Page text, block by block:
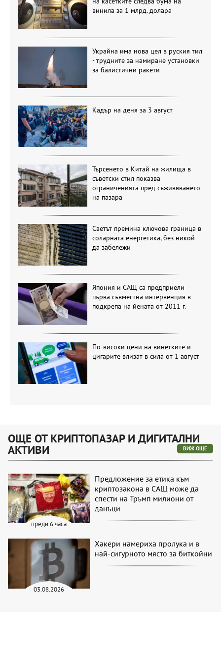
винила за 1 млрд. долара
Украйна има нова цел в руския тил
- трудните за намиране установки
за балистични ракети
Кадър на деня за 3 август
Търсенето в Китай на жилища в
съветски стил показва
ограниченията пред съживяването
на пазара
Светът премина ключова граница в
соларната енергетика, без никой
да забележи
Япония и САЩ са предприели
първа съвместна интервенция в
подкрепа на йената от 2011 г.
По-високи цени на винетките и
цигарите влизат в сила от 1 август
ОЩЕ ОТ КРИПТОПАЗАР И ДИГИТАЛНИ
АКТИВИ ВИЖ ОЩЕ
преди 6 часа
Предложение за етика към
криптозакона в САЩ може да
спести на Тръмп милиони от
данъци
03.08.2026
Хакери намериха пролука и в
най-сигурното място за биткойни